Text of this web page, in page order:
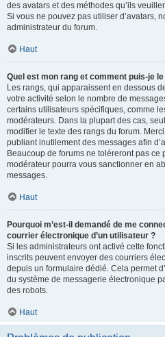
des avatars et des méthodes qu’ils
Si vous ne pouvez pas utiliser d’avatars,
administrateur du forum.
Haut
Quel est mon rang et comment puis-je
Les rangs, qui apparaissent en dessous
votre activité selon le nombre de
certains utilisateurs spécifiques, comme
modérateurs. Dans la plupart des cas,
modifier le texte des rangs du forum.
publiant inutilement des messages afin
Beaucoup de forums ne toléreront pas
modérateur pourra vous sanctionner en
messages.
Haut
Pourquoi m’est-il demandé de me
courrier électronique d’un utilisateur ?
Si les administrateurs ont activé cette
inscrits peuvent envoyer des courriers
depuis un formulaire dédié. Cela permet
du système de messagerie électronique
des robots.
Haut